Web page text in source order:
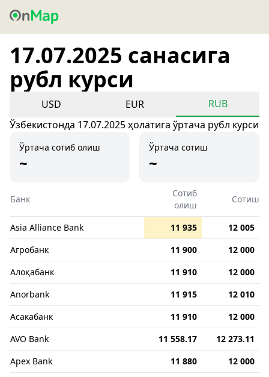
17.07.2025 санасига
рубл курси
USD EUR
RUB
Ўзбекистонда 17.07.2025 ҳолатига ўртача рубл курси
Ўртача сотиб олиш
~
Ўртача сотиш
~
Банк
Сотиб
олиш
Сотиш
Asia Alliance Bank 11 935
12 005
Агробанк
11 900
12 000
Алоқабанк
11 910
12 000
Anorbank
11 915
12 010
Асакабанк
11 910
12 000
AVO Bank
11 558.17
12 273.11
Apex Bank
11 880
12 000